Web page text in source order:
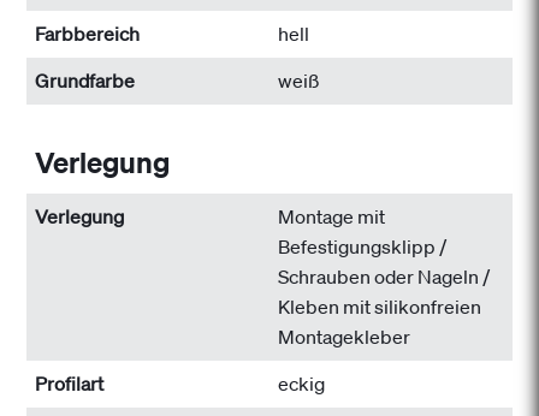
Farbbereich
hell
Grundfarbe
weiß
Verlegung
Verlegung
Montage mit
Befestigungsklipp /
Schrauben oder Nageln /
Kleben mit silikonfreien
Montagekleber
Profilart
eckig